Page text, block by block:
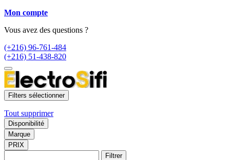
Mon compte
Vous avez des questions ?
(+216) 96-761-484
(+216) 51-438-820
Filters sélectionner
Tout supprimer
Disponibilité
Marque
PRIX
Filtrer